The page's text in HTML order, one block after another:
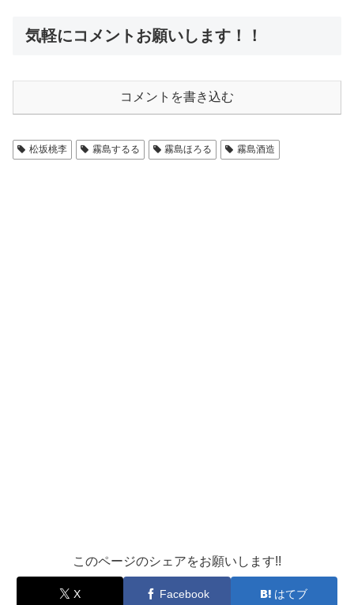
気軽にコメントお願いします！！
コメントを書き込む
松坂桃李 霧島するる 霧島ほろる 霧島酒造
このページのシェアをお願いします!!
X Facebook はてブ